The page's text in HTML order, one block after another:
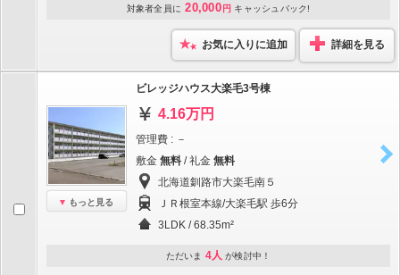
対象者全員に 20,000 円 キャッシュバック!
お気に入りに追加 詳細を見る
もっと見る
ビレッジハウス大楽毛3号棟
4.16万円
管理費 : －
敷金 無料 / 礼金 無料
北海道釧路市大楽毛南５
ＪＲ根室本線/大楽毛駅 歩6分
3LDK / 68.35m²
ただいま 4人 が検討中！